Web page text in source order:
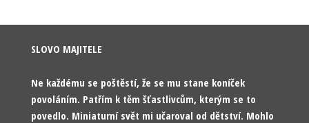
SLOVO MAJITELE
Ne každému se poštěstí, že se mu stane koníček
povoláním. Patřím k těm šťastlivcům, kterým se to
povedlo. Miniaturní svět mi učaroval od dětství. Mohlo